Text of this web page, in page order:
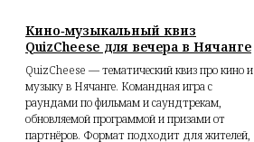
Кино‑музыкальный квиз
QuizCheese для вечера в Нячанге
QuizCheese — тематический квиз про кино и
музыку в Нячанге. Командная игра с
раундами по фильмам и саундтрекам,
обновляемой программой и призами от
партнёров. Формат подходит для жителей,